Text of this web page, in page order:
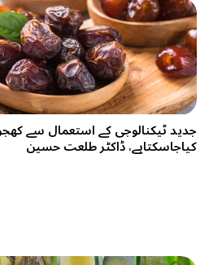
کیاجاسکتاہے، ڈاکٹر طلعت حسین